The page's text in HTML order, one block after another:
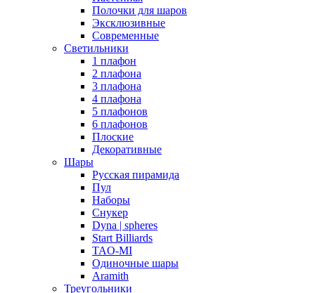
Полочки для шаров
Эксклюзивные
Современные
Светильники
1 плафон
2 плафона
3 плафона
4 плафона
5 плафонов
6 плафонов
Плоские
Декоративные
Шары
Русская пирамида
Пул
Наборы
Снукер
Dyna | spheres
Start Billiards
TAO-MI
Одиночные шары
Aramith
Треугольники